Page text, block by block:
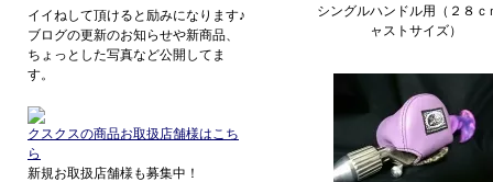
シングルハンドル用（２８ｃ
ャストサイズ）
イイねして頂けると励みになります♪
ブログの更新のお知らせや新商品、
ちょっとした写真など公開してま
す。
クスクスの商品お取扱店舗様はこち
ら
新規お取扱店舗様も募集中！